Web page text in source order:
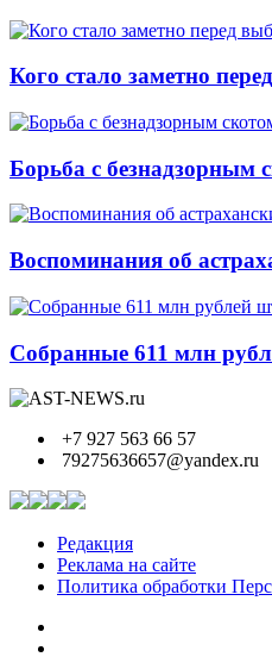
Кого стало заметно
Борьба с безнадзорным
Воспоминания об
Собранные 611 млн
+7 927 563 66 57
79275636657@yandex.ru
Редакция
Реклама на сайте
Политика обработки